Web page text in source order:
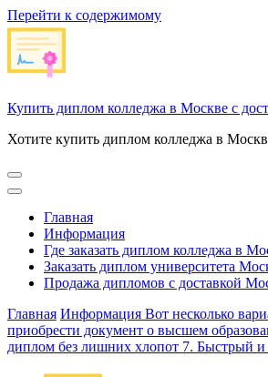
Перейти к содержимому
Купить диплом колледжа в Москве с
Хотите купить диплом колледжа в
Главная
Информация
Где заказать диплом колледжа в
Заказать диплом университета
Продажа дипломов с доставкой
Главная Информация Вот несколько
приобрести документ о высшем
диплом без лишних хлопот 7. Быстрый и